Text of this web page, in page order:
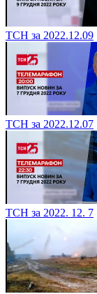
ТСН за 2022.12.09
ТСН за 2022.12.07
ТСН за 2022. 12. 7